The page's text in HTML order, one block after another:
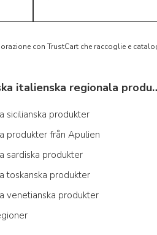
con TrustCart che raccoglie e
Typiska
sicilianska produkter
produkter från Apulien
sardiska produkter
toskanska produkter
venetianska produkter